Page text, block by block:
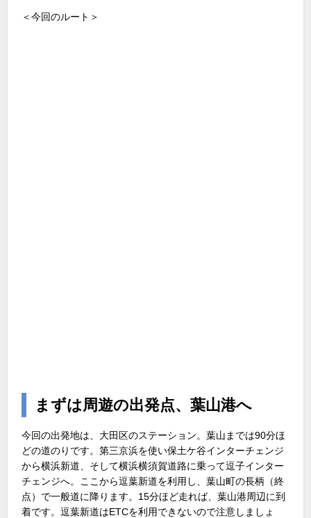
＜今回のルート＞
まずは周遊の出発点、葉山港へ
今回の出発地は、大田区のステーション。葉山までは90分ほ
どの道のりです。第三京浜を使い保土ケ谷インターチェンジ
から横浜新道、そして横浜横須賀道路に乗って逗子インター
チェンジへ。ここから逗葉新道を利用し、葉山町の長柄（終
点）で一般道に降ります。15分ほど走れば、葉山港周辺に到
着です。逗葉新道はETCを利用できないので注意しましょ